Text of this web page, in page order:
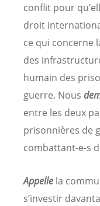
conflit pour
droit
ce qui concerne
des
humain des
guerre. Nous
entre les deux
prisonnières de
combattant-e-s
Appelle la
s’investir